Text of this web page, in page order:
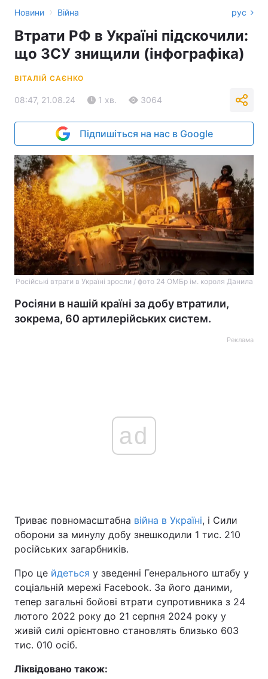
Новини › Війна рус
Втрати РФ в Україні підскочили:
що ЗСУ знищили (інфографіка)
ВІТАЛІЙ САЄНКО
08:47, 21.08.24 1 хв. 3064
Підпишіться на нас в Google
Російські втрати в Україні зросли / фото 24 ОМБр ім. короля Данила
Росіяни в нашій країні за добу втратили,
зокрема, 60 артилерійських систем.
Реклама
ad
Триває повномасштабна війна в Україні, і Сили
оборони за минулу добу знешкодили 1 тис. 210
російських загарбників.
Про це йдеться у зведенні Генерального штабу у
соціальній мережі Facebook. За його даними,
тепер загальні бойові втрати супротивника з 24
лютого 2022 року до 21 серпня 2024 року у
живій силі орієнтовно становлять близько 603
тис. 010 осіб.
Ліквідовано також: